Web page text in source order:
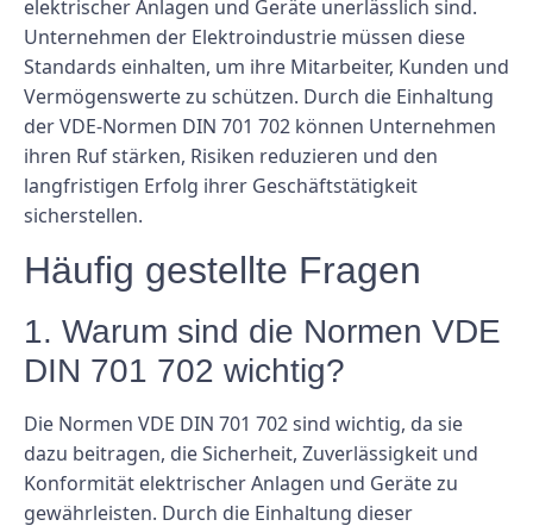
elektrischer Anlagen und Geräte unerlässlich sind.
Unternehmen der Elektroindustrie müssen diese
Standards einhalten, um ihre Mitarbeiter, Kunden und
Vermögenswerte zu schützen. Durch die Einhaltung
der VDE-Normen DIN 701 702 können Unternehmen
ihren Ruf stärken, Risiken reduzieren und den
langfristigen Erfolg ihrer Geschäftstätigkeit
sicherstellen.
Häufig gestellte Fragen
1. Warum sind die Normen VDE
DIN 701 702 wichtig?
Die Normen VDE DIN 701 702 sind wichtig, da sie
dazu beitragen, die Sicherheit, Zuverlässigkeit und
Konformität elektrischer Anlagen und Geräte zu
gewährleisten. Durch die Einhaltung dieser